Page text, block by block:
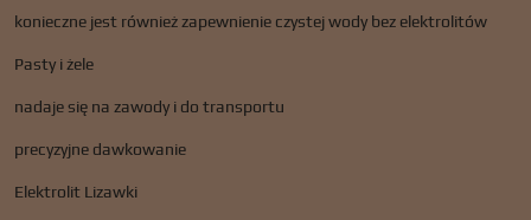
konieczne jest również zapewnienie czystej wody bez elektrolitów
Pasty i żele
nadaje się na zawody i do transportu
precyzyjne dawkowanie
Elektrolit Lizawki